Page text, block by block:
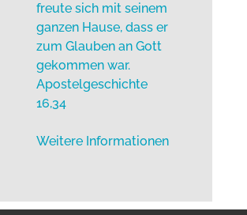
freute sich mit seinem
ganzen Hause, dass er
zum Glauben an Gott
gekommen war.
Apostelgeschichte
16,34
Weitere Informationen